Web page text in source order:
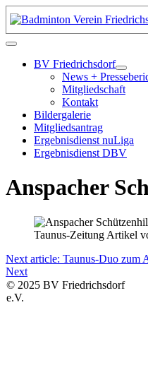
BV Friedrichsdorf
News +
Mitgliedschaft
Kontakt
Bildergalerie
Mitgliedsantrag
Ergebnisdienst nuLiga
Ergebnisdienst DBV
Anspacher
Taunus-Zeitung Artikel
Next article: Taunus-Duo zum
Next
© 2025 BV Friedrichsdorf
e.V.